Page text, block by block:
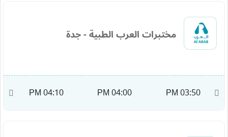
مختبرات العرب الطبية - جدة
03:50 PM
04:00 PM
04:10 PM